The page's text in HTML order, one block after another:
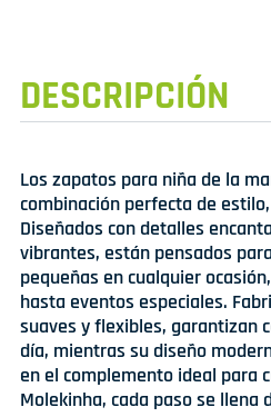
DESCRIPCIÓN
Los zapatos para niña de la
combinación perfecta de
Diseñados con detalles
vibrantes, están pensados
pequeñas en cualquier
hasta eventos especiales.
suaves y flexibles, garantizan
día, mientras su diseño
en el complemento ideal para
Molekinha, cada paso se llena